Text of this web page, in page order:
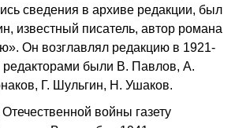
сведения в архиве редакции, был
известный писатель, автор романа
Он возглавлял редакцию в 1921-
редакторами были В. Павлов, А.
Г. Шульгин, Н. Ушаков.
войны газету